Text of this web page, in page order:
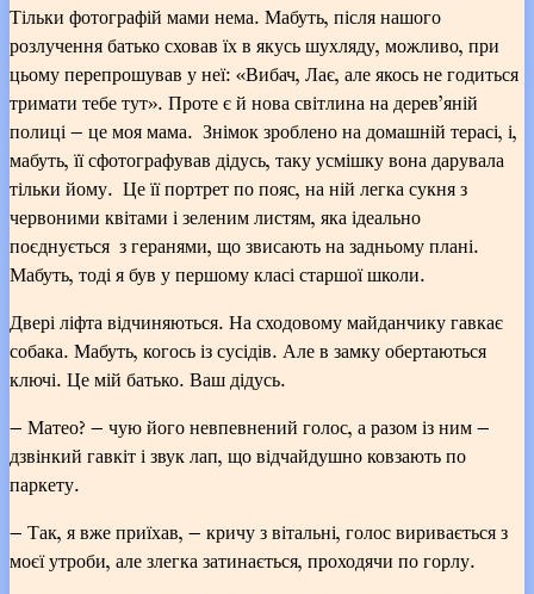
Тільки фотографій мами нема. Мабуть, після нашого
розлучення батько сховав їх в якусь шухляду, можливо, при
цьому перепрошував у неї: «Вибач, Лає, але якось не годиться
тримати тебе тут». Проте є й нова світлина на дерев’яній
полиці — це моя мама. Знімок зроблено на домашній терасі, і,
мабуть, її сфотографував дідусь, таку усмішку вона дарувала
тільки йому. Це її портрет по пояс, на ній легка сукня з
червоними квітами і зеленим листям, яка ідеально
поєднується з геранями, що звисають на задньому плані.
Мабуть, тоді я був у першому класі старшої школи.
Двері ліфта відчиняються. На сходовому майданчику гавкає
собака. Мабуть, когось із сусідів. Але в замку обертаються
ключі. Це мій батько. Ваш дідусь.
— Матео? — чую його невпевнений голос, а разом із ним —
дзвінкий гавкіт і звук лап, що відчайдушно ковзають по
паркету.
— Так, я вже приїхав, — кричу з вітальні, голос виривається з
моєї утроби, але злегка затинається, проходячи по горлу.